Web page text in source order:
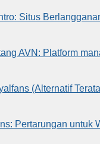
Situs
AVN: Platform
(Alternatif
Pertarungan untuk